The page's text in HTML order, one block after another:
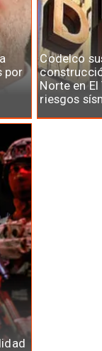
por
Codelco
Norte en
riesgos